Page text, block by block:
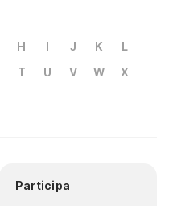
H I J K
L
T U V W
X
Participa